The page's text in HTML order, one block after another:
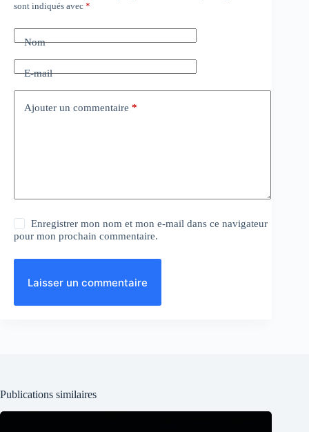
sont indiqués avec *
Nom
E-mail
Ajouter un commentaire *
Enregistrer mon nom et mon e-mail dans ce navigateur
pour mon prochain commentaire.
Laisser un commentaire
Publications similaires